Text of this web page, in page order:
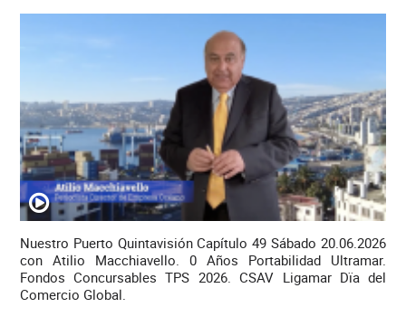
Nuestro Puerto Quintavisión Capítulo 49 Sábado 20.06.2026
con Atilio Macchiavello. 0 Años Portabilidad Ultramar.
Fondos Concursables TPS 2026. CSAV Ligamar Dïa del
Comercio Global.